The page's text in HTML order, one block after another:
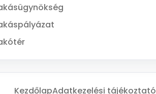
KezdőlapAdatkezelési tájékoztató